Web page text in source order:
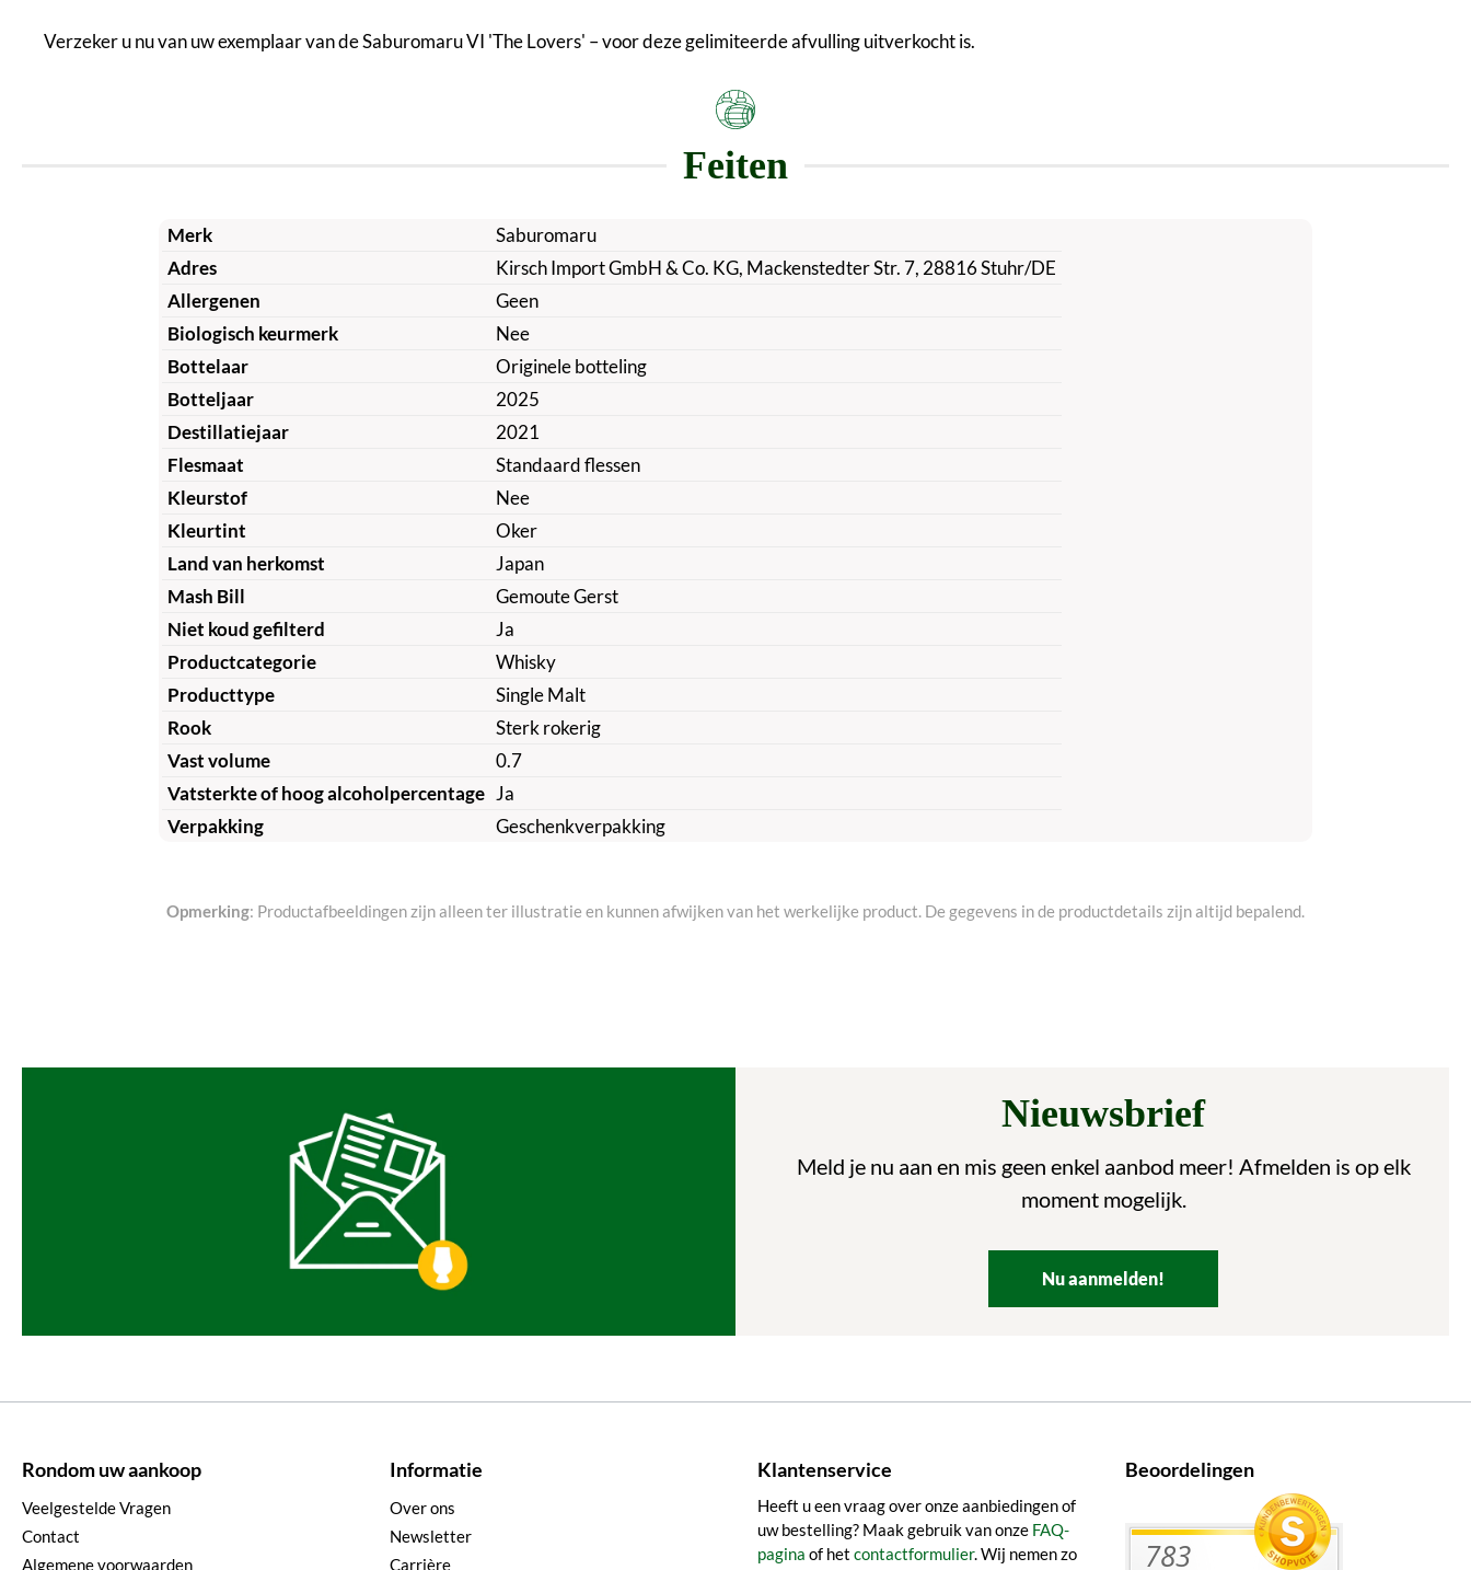
Verzeker u nu van uw exemplaar van de Saburomaru VI 'The Lovers' – voor deze gelimiteerde afvulling uitverkocht is.
Feiten
Merk
Saburomaru
Adres
Kirsch Import GmbH & Co. KG, Mackenstedter Str. 7, 28816 Stuhr/DE
Allergenen
Geen
Biologisch keurmerk
Nee
Bottelaar
Originele botteling
Botteljaar
2025
Destillatiejaar
2021
Flesmaat
Standaard flessen
Kleurstof
Nee
Kleurtint
Oker
Land van herkomst
Japan
Mash Bill
Gemoute Gerst
Niet koud gefilterd
Ja
Productcategorie
Whisky
Producttype
Single Malt
Rook
Sterk rokerig
Vast volume
0.7
Vatsterkte of hoog alcoholpercentage Ja
Verpakking
Geschenkverpakking
Opmerking: Productafbeeldingen zijn alleen ter illustratie en kunnen afwijken van het werkelijke product. De gegevens in de productdetails zijn altijd bepalend.
Nieuwsbrief
Meld je nu aan en mis geen enkel aanbod meer! Afmelden is op elk
moment mogelijk.
Nu aanmelden!
Rondom uw aankoop
Veelgestelde Vragen
Contact
Algemene voorwaarden
Informatie
Over ons
Newsletter
Carrière
Klantenservice
Heeft u een vraag over onze aanbiedingen of
uw bestelling? Maak gebruik van onze FAQ-
pagina of het contactformulier. Wij nemen zo
Beoordelingen